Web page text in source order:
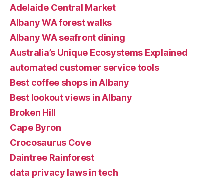
Adelaide Central Market
Albany WA forest walks
Albany WA seafront dining
Australia’s Unique Ecosystems Explained
automated customer service tools
Best coffee shops in Albany
Best lookout views in Albany
Broken Hill
Cape Byron
Crocosaurus Cove
Daintree Rainforest
data privacy laws in tech